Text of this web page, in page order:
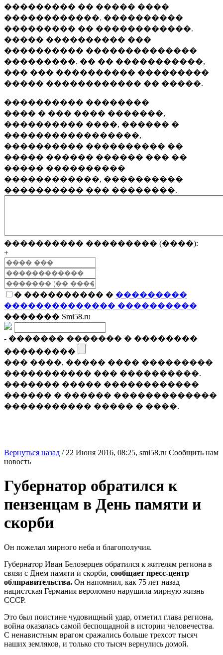
��������� �� ����� ����
������������. ����������
��������� �� ������������.
����� ���������� ���
���������� ��������������
���������. �� �� �����������,
��� ��� ���������� ���������
����� ������������ �� �����.
���������� ��������
���� � ��� ���� �������,
���������� ����, ������ �
�����������������,
���������� ���������� ��
����� ������ ������ ��� ��
����� ����������
������������, ����������
���������� ��� ��������.
���������� ��������� (����):
+
� ���������� � ���������
�������������� ����������
������� Smi58.ru
- ������� ������� � ��������
���������
��� ����, ����� ���� ���������
����������� ��� ����������.
������� ����� ������������
������ � ������ �������������
����������� ����� � ����.
Вернуться назад / 22 Июня 2016, 08:25, smi58.ru Сообщить нам
новость
Губернатор обратился к
пензенцам в День памяти и
скорби
Он пожелал мирного неба и благополучия.
Губернатор Иван Белозерцев обратился к жителям региона в
связи с Днем памяти и скорби, сообщает пресс-центр
облправительства. Он напомнил, как 75 лет назад
нацистская Германия вероломно нарушила мирную жизнь
СССР.
Это был поистине чудовищный удар, отметил глава региона,
война оказалась самой беспощадной в истории человечества.
С ненавистным врагом сражались больше трехсот тысяч
наших земляков, и только сто тысяч вернулись домой.